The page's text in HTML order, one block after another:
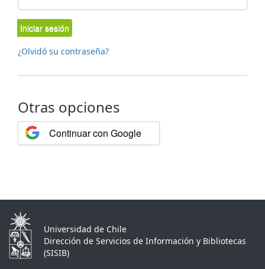
Iniciar sesión
¿Olvidó su contraseña?
Otras opciones
Continuar con Google
Universidad de Chile
Dirección de Servicios de Información y Bibliotecas
(SISIB)